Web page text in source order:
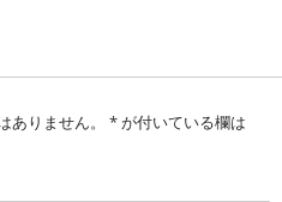
りません。 *が付いている欄は